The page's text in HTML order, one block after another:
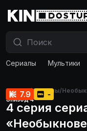
Сериалы Мультики
Главная/Сериалы/
Эпизод 4
7.9 -
4 серия